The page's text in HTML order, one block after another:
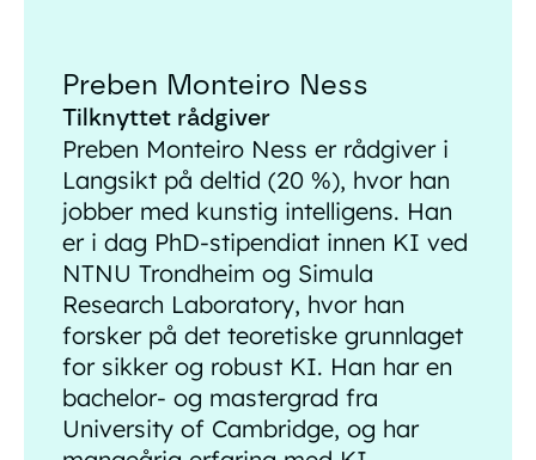
Preben Monteiro Ness
Tilknyttet rådgiver
Preben Monteiro Ness er rådgiver i
Langsikt på deltid (20 %), hvor han
jobber med kunstig intelligens. Han
er i dag PhD-stipendiat innen KI ved
NTNU Trondheim og Simula
Research Laboratory, hvor han
forsker på det teoretiske grunnlaget
for sikker og robust KI. Han har en
bachelor- og mastergrad fra
University of Cambridge, og har